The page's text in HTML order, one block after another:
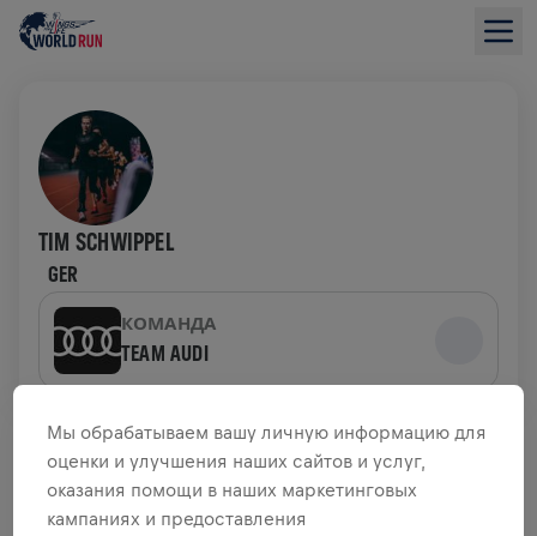
TIM SCHWIPPEL
GER
КОМАНДА
TEAM AUDI
ОБЗОР СБОРА СРЕДСТВ
0,00 $ СОБРАНО ИЗ ЦЕЛИ 0,00 $
Мы обрабатываем вашу личную информацию для
оценки и улучшения наших сайтов и услуг,
оказания помощи в наших маркетинговых
кампаниях и предоставления